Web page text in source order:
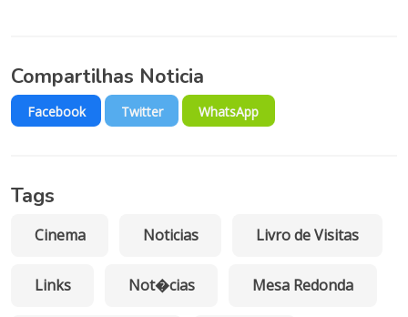
Compartilhas Noticia
Facebook Twitter WhatsApp
Tags
Cinema Noticias Livro de Visitas
Links Not�cias Mesa Redonda